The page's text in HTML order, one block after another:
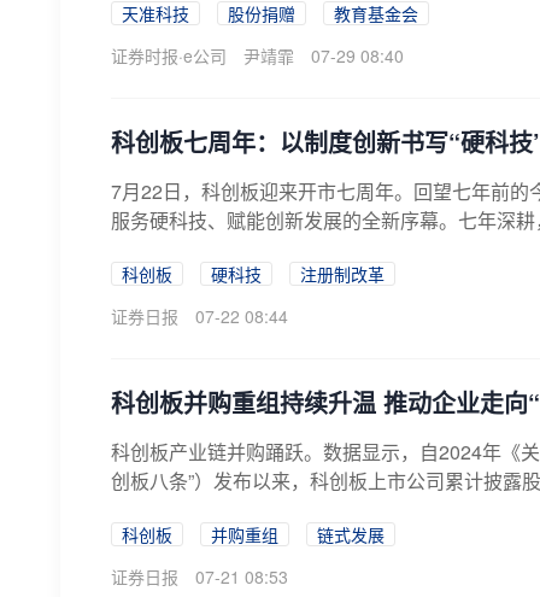
天准科技 股份捐赠
教育基金会
证券时报·e公司
尹靖霏 07-29 08:40
科创板七周年：以制度创新书写“硬科技
7月22日，科创板迎来开市七周年。回望七年前
服务硬科技、赋能创新发展的全新序幕。七年深
科创板 硬科技
注册制改革
证券日报
07-22 08:44
科创板并购重组持续升温 推动企业走向
科创板产业链并购踊跃。数据显示，自2024年《
创板八条”）发布以来，科创板上市公司累计披露
科创板 并购重组
链式发展
证券日报
07-21 08:53